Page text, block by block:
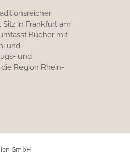
in Frankfurt am
Bücher mit
und
und
Region Rhein-
GmbH